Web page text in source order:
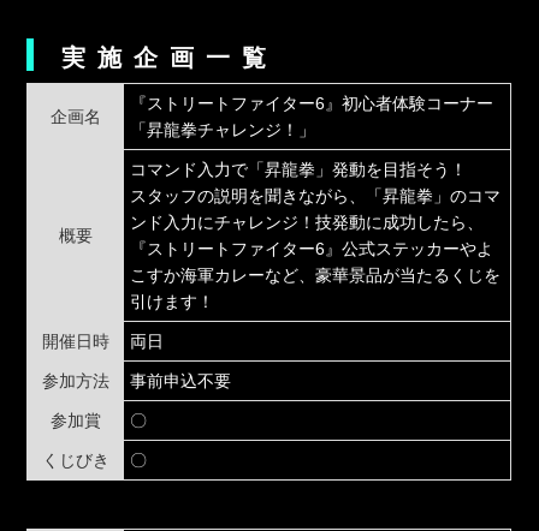
実施企画一覧
企画名
『ストリートファイター6』初心者体験コーナー
「昇龍拳チャレンジ！」
概要
コマンド入力で「昇龍拳」発動を目指そう！
スタッフの説明を聞きながら、「昇龍拳」のコマ
ンド入力にチャレンジ！技発動に成功したら、
『ストリートファイター6』公式ステッカーやよ
こすか海軍カレーなど、豪華景品が当たるくじを
引けます！
開催日時 両日
参加方法 事前申込不要
参加賞 〇
くじびき 〇